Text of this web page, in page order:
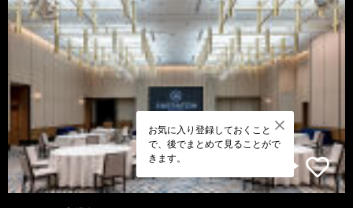
お気に入り登録しておくこと
で、後でまとめて見ることがで
きます。